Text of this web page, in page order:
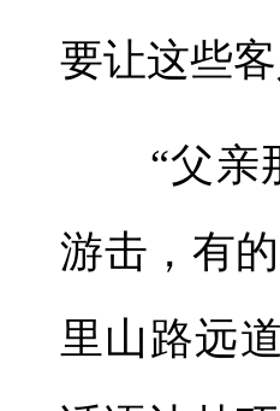
要让这些
“父亲那
游击，有
里山路远